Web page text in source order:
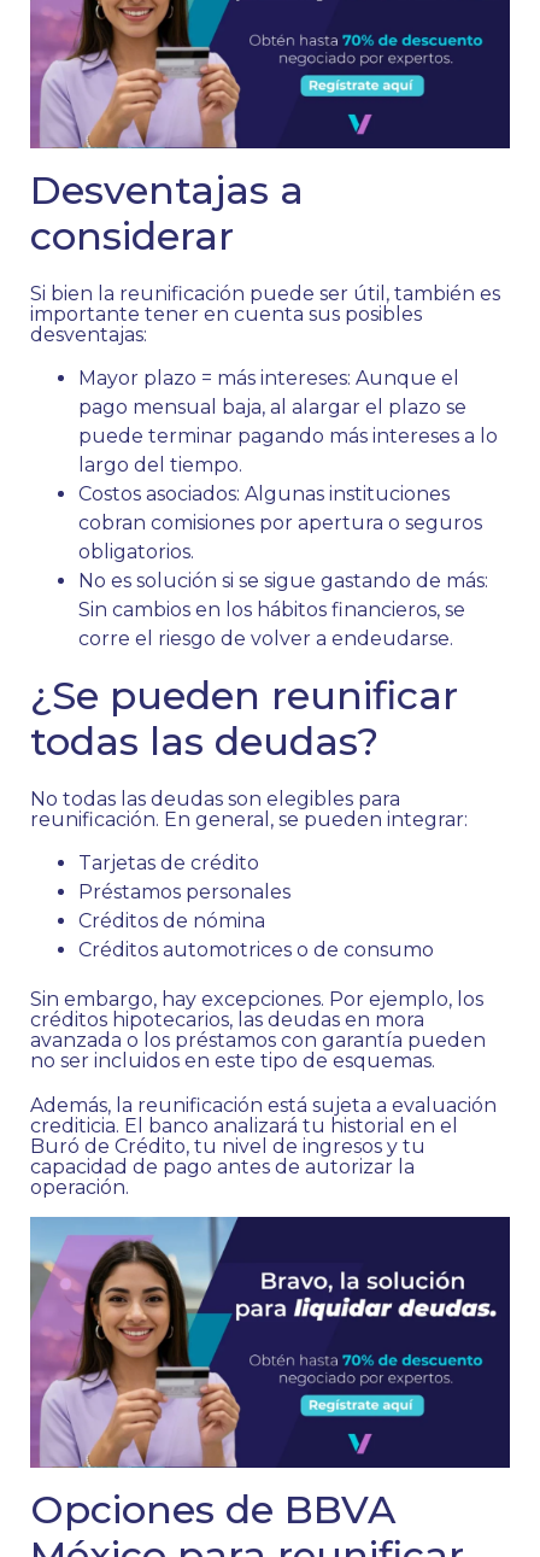
Desventajas a
considerar
Si bien la reunificación puede ser útil, también es
importante tener en cuenta sus posibles
desventajas:
Mayor plazo = más intereses: Aunque el
pago mensual baja, al alargar el plazo se
puede terminar pagando más intereses a lo
largo del tiempo.
Costos asociados: Algunas instituciones
cobran comisiones por apertura o seguros
obligatorios.
No es solución si se sigue gastando de más:
Sin cambios en los hábitos financieros, se
corre el riesgo de volver a endeudarse.
¿Se pueden reunificar
todas las deudas?
No todas las deudas son elegibles para
reunificación. En general, se pueden integrar:
Tarjetas de crédito
Préstamos personales
Créditos de nómina
Créditos automotrices o de consumo
Sin embargo, hay excepciones. Por ejemplo, los
créditos hipotecarios, las deudas en mora
avanzada o los préstamos con garantía pueden
no ser incluidos en este tipo de esquemas.
Además, la reunificación está sujeta a evaluación
crediticia. El banco analizará tu historial en el
Buró de Crédito, tu nivel de ingresos y tu
capacidad de pago antes de autorizar la
operación.
Opciones de BBVA